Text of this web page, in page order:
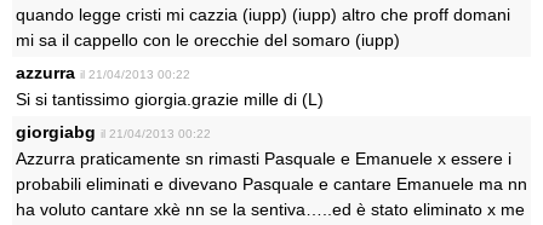
quando legge cristi mi cazzia (iupp) (iupp) altro che proff domani
mi sa il cappello con le orecchie del somaro (iupp)
azzurra il 21/04/2013 00:22
Si si tantissimo giorgia.grazie mille di (L)
giorgiabg il 21/04/2013 00:22
Azzurra praticamente sn rimasti Pasquale e Emanuele x essere i
probabili eliminati e divevano Pasquale e cantare Emanuele ma nn
ha voluto cantare xkè nn se la sentiva…..ed è stato eliminato x me